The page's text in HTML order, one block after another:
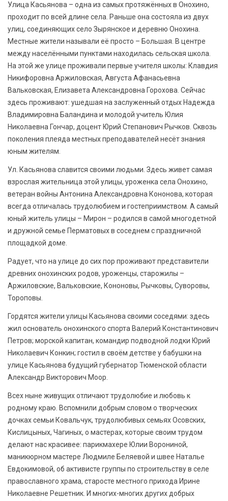
Улица Касьянова – одна из самых протяжённых в Онохино,
проходит по всей длине села. Раньше она состояла из двух
улиц, соединяющих село Зырянское и деревню Онохина.
Местные жители называли её просто – Большая. В центре
между населёнными пунктами находилась сельская школа.
На этой же улице проживали первые учителя школы: Клавдия
Никифоровна Аржиловская, Августа Афанасьевна
Вальковская, Елизавета Александровна Горохова. Сейчас
здесь проживают: ушедшая на заслуженный отдых Надежда
Владимировна Баландина и молодой учитель Юлия
Николаевна Гончар, доцент Юрий Степанович Рычков. Сквозь
поколения плеяда местных преподавателей несёт знания
юным жителям.
Ул. Касьянова славится своими людьми. Здесь живет самая
взрослая жительница этой улицы, уроженка села Онохино,
ветеран войны Антонина Александровна Кононова, которая
всегда отличалась трудолюбием и гостеприимством. А самый
юный житель улицы – Мирон – родился в самой многодетной
и дружной семье Перматовых в соседнем с праздничной
площадкой доме.
Радует, что на улице до сих пор проживают представители
древних онохинских родов, уроженцы, старожилы –
Аржиловские, Вальковские, Кононовы, Рычковы, Суворовы,
Тороповы.
Гордятся жители улицы Касьянова своими соседями: здесь
жил основатель онохинского спорта Валерий Константинович
Петров; морской капитан, командир подводной лодки Юрий
Николаевич Конкин; гостил в своём детстве у бабушки на
улице Касьянова будущий губернатор Тюменской области
Александр Викторович Моор.
Всех ныне живущих отличают трудолюбие и любовь к
родному краю. Вспомнили добрым словом о творческих
дочках семьи Ковальчук, трудолюбивых семьях Осовских,
Кислицыных, Чагиных, о мастерах, которые своим трудом
делают нас красивее: парикмахере Юлии Ворониной,
маникюрном мастере Людмиле Беляевой и швее Наталье
Евдокимовой, об активисте группы по строительству в селе
православного храма, старосте местного прихода Ирине
Николаевне Решетник. И многих-многих других добрых